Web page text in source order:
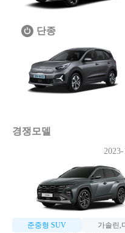
단종
경쟁모델
준중형 SUV 가솔린,
2023-